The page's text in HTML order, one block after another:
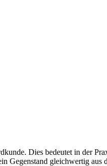
Dies bedeutet in der
Gegenstand gleichwertig